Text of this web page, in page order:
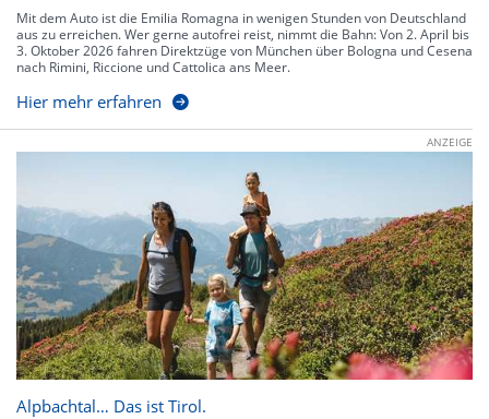
Mit dem Auto ist die Emilia Romagna in wenigen Stunden von Deutschland
aus zu erreichen. Wer gerne autofrei reist, nimmt die Bahn: Von 2. April bis
3. Oktober 2026 fahren Direktzüge von München über Bologna und Cesena
nach Rimini, Riccione und Cattolica ans Meer.
Hier mehr erfahren
ANZEIGE
Alpbachtal… Das ist Tirol.